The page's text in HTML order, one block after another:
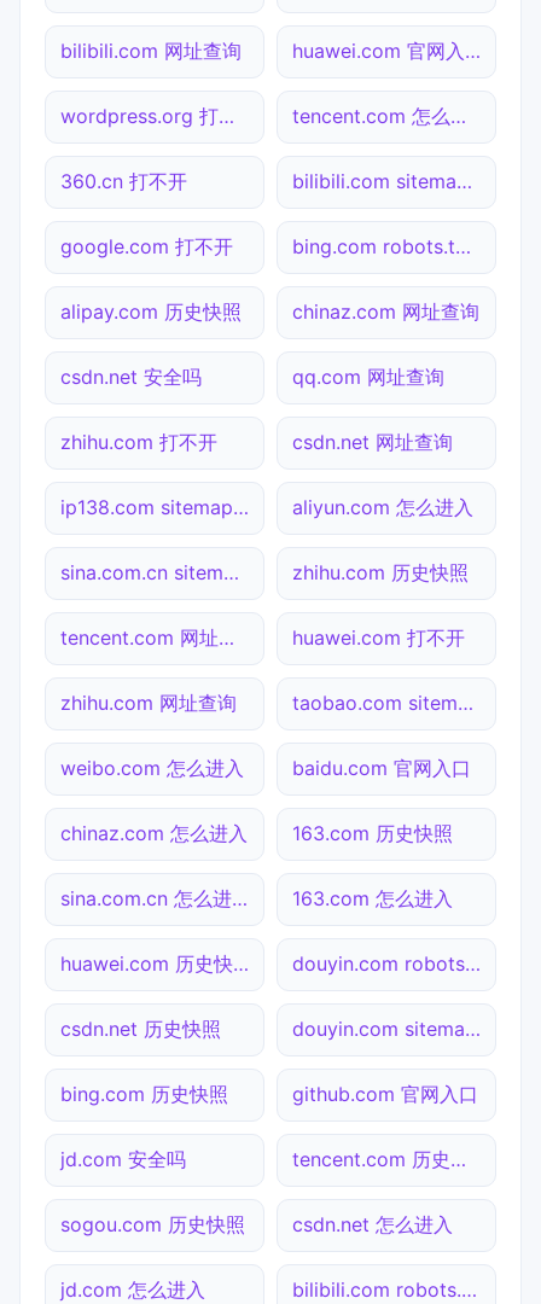
bilibili.com 网址查询 huawei.com 官网入口
wordpress.org 打不开 tencent.com 怎么进入
360.cn 打不开 bilibili.com sitemap.xml检测
google.com 打不开 bing.com robots.txt检测
alipay.com 历史快照 chinaz.com 网址查询
csdn.net 安全吗 qq.com 网址查询
zhihu.com 打不开 csdn.net 网址查询
ip138.com sitemap.xml检测 aliyun.com 怎么进入
sina.com.cn sitemap.xml检测 zhihu.com 历史快照
tencent.com 网址查询 huawei.com 打不开
zhihu.com 网址查询 taobao.com sitemap.xml检测
weibo.com 怎么进入 baidu.com 官网入口
chinaz.com 怎么进入 163.com 历史快照
sina.com.cn 怎么进入 163.com 怎么进入
huawei.com 历史快照 douyin.com robots.txt检测
csdn.net 历史快照 douyin.com sitemap.xml检测
bing.com 历史快照 github.com 官网入口
jd.com 安全吗 tencent.com 历史快照
sogou.com 历史快照 csdn.net 怎么进入
jd.com 怎么进入 bilibili.com robots.txt检测